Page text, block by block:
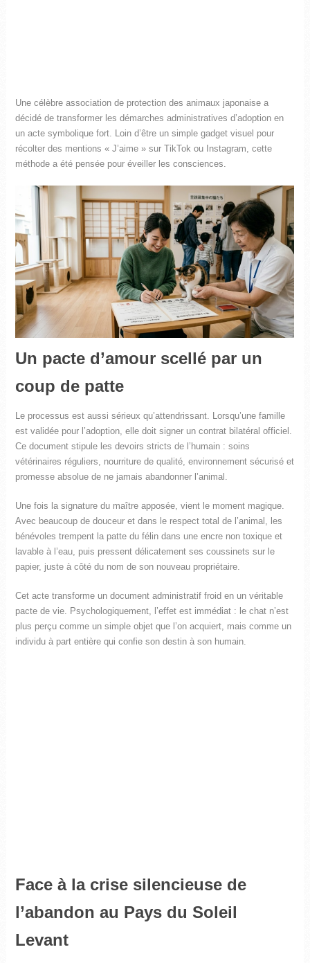
Une célèbre association de protection des animaux japonaise a
décidé de transformer les démarches administratives d’adoption en
un acte symbolique fort. Loin d’être un simple gadget visuel pour
récolter des mentions « J’aime » sur TikTok ou Instagram, cette
méthode a été pensée pour éveiller les consciences.
Un pacte d’amour scellé par un
coup de patte
Le processus est aussi sérieux qu’attendrissant. Lorsqu’une famille
est validée pour l’adoption, elle doit signer un contrat bilatéral officiel.
Ce document stipule les devoirs stricts de l’humain : soins
vétérinaires réguliers, nourriture de qualité, environnement sécurisé et
promesse absolue de ne jamais abandonner l’animal.
Une fois la signature du maître apposée, vient le moment magique.
Avec beaucoup de douceur et dans le respect total de l’animal, les
bénévoles trempent la patte du félin dans une encre non toxique et
lavable à l’eau, puis pressent délicatement ses coussinets sur le
papier, juste à côté du nom de son nouveau propriétaire.
Cet acte transforme un document administratif froid en un véritable
pacte de vie. Psychologiquement, l’effet est immédiat : le chat n’est
plus perçu comme un simple objet que l’on acquiert, mais comme un
individu à part entière qui confie son destin à son humain.
Face à la crise silencieuse de
l’abandon au Pays du Soleil
Levant